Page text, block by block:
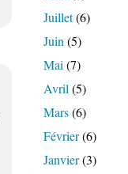
Juillet(6)
Juin (5)
Mai (7)
Avril (5)
Mars(6)
Février(6)
Janvier(3)